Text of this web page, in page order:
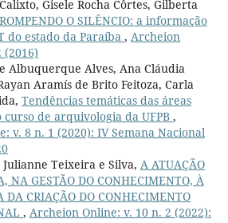
Gisele Rocha Côrtes, Gilberta
ROMPENDO O SILÊNCIO: a informação
do estado da Paraíba , Archeion
(2016)
Albuquerque Alves, Ana Cláudia
Aramís de Brito Feitoza, Carla
Tendências temáticas das áreas
de arquivologia da UFPB ,
v. 8 n. 1 (2020): IV Semana Nacional
Julianne Teixeira e Silva, A ATUAÇÃO
NA GESTÃO DO CONHECIMENTO, À
DA CRIAÇÃO DO CONHECIMENTO
, Archeion Online: v. 10 n. 2 (2022):